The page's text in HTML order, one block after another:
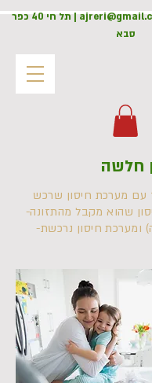
| תל חי 40 כפר
סבא
חלשה
עם מערכת חיסון שרכש
שהוא מקבל מהתזונה-
ומערכת חיסון נרכשת-